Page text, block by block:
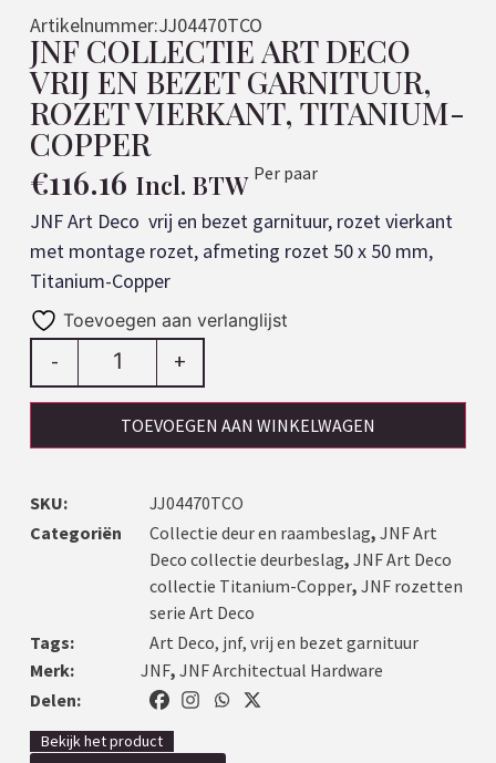
Artikelnummer:JJ04470TCO
JNF COLLECTIE ART DECO
VRIJ EN BEZET GARNITUUR,
ROZET VIERKANT, TITANIUM-
COPPER
€116.16 Incl. BTW Per paar
JNF Art Deco vrij en bezet garnituur, rozet vierkant
met montage rozet, afmeting rozet 50 x 50 mm,
Titanium-Copper
Toevoegen aan verlanglijst
- +
TOEVOEGEN AAN WINKELWAGEN
SKU:
JJ04470TCO
Categoriën
Collectie deur en raambeslag, JNF Art
Deco collectie deurbeslag, JNF Art Deco
collectie Titanium-Copper, JNF rozetten
serie Art Deco
Tags:
Art Deco, jnf, vrij en bezet garnituur
Merk:
JNF, JNF Architectual Hardware
Delen:
Bekijk het product